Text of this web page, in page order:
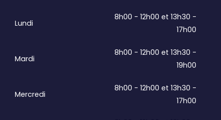
Lundi
8h00 - 12h00 et 13h30 -
17h00
Mardi
8h00 - 12h00 et 13h30 -
19h00
Mercredi
8h00 - 12h00 et 13h30 -
17h00